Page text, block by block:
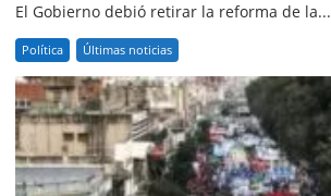
El Gobierno debió retirar la reforma de la...
Política Últimas noticias